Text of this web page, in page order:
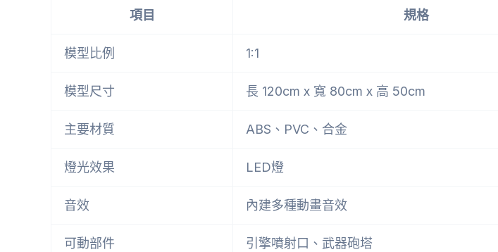
項目 規格
模型比例 1:1
模型尺寸 長 120cm x 寬 80cm x 高 50cm
主要材質 ABS、PVC、合金
燈光效果 LED燈
音效 內建多種動畫音效
可動部件 引擎噴射口、武器砲塔